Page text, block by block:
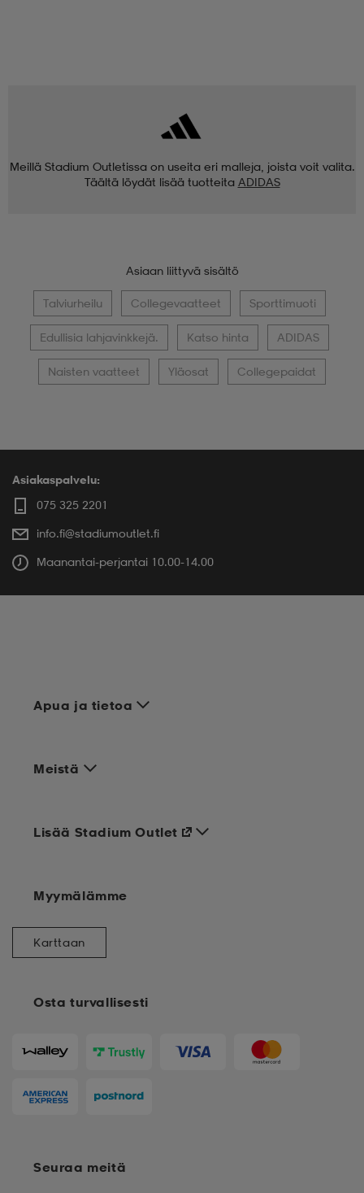
Meillä Stadium Outletissa on useita eri malleja, joista voit valita.
Täältä löydät lisää tuotteita ADIDAS
Asiaan liittyvä sisältö
Talviurheilu Collegevaatteet Sporttimuoti
Edullisia lahjavinkkejä. Katso hinta ADIDAS
Naisten vaatteet Yläosat Collegepaidat
Asiakaspalvelu:
075 325 2201
info.fi@stadiumoutlet.fi
Maanantai-perjantai 10.00-14.00
Apua ja tietoa
Meistä
Osta turvallisesti
Lisää Stadium Outlet
Myymälämme
Karttaan
Seuraa meitä